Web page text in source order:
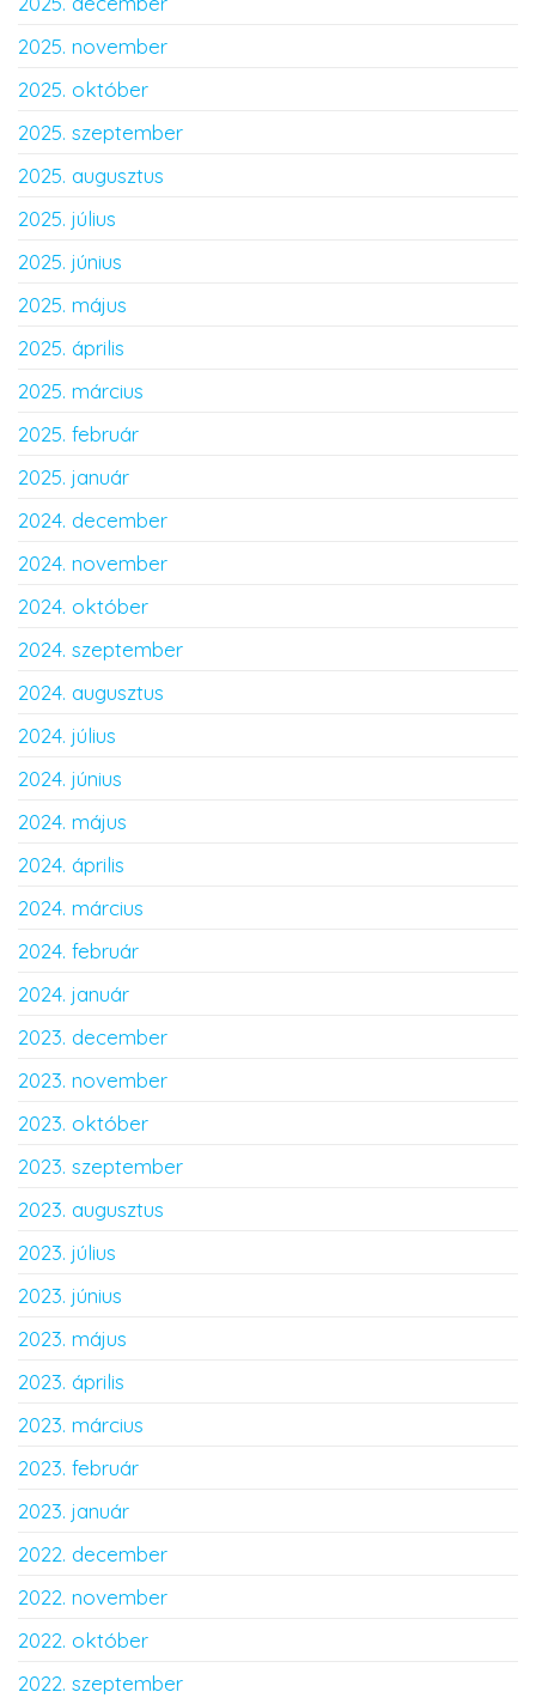
2025. november
2025. október
2025. szeptember
2025. augusztus
2025. július
2025. június
2025. május
2025. április
2025. március
2025. február
2025. január
2024. december
2024. november
2024. október
2024. szeptember
2024. augusztus
2024. július
2024. június
2024. május
2024. április
2024. március
2024. február
2024. január
2023. december
2023. november
2023. október
2023. szeptember
2023. augusztus
2023. július
2023. június
2023. május
2023. április
2023. március
2023. február
2023. január
2022. december
2022. november
2022. október
2022. szeptember